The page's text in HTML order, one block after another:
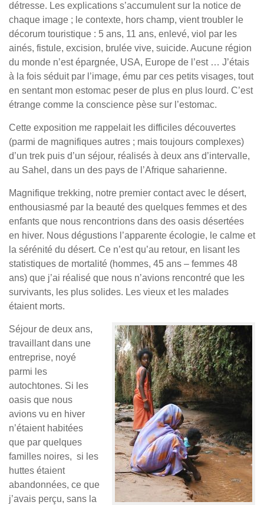
détresse. Les explications s’accumulent sur la notice de
chaque image ; le contexte, hors champ, vient troubler le
décorum touristique : 5 ans, 11 ans, enlevé, viol par les
ainés, fistule, excision, brulée vive, suicide. Aucune région
du monde n’est épargnée, USA, Europe de l’est … J’étais
à la fois séduit par l’image, ému par ces petits visages, tout
en sentant mon estomac peser de plus en plus lourd. C’est
étrange comme la conscience pèse sur l’estomac.
Cette exposition me rappelait les difficiles découvertes
(parmi de magnifiques autres ; mais toujours complexes)
d’un trek puis d’un séjour, réalisés à deux ans d’intervalle,
au Sahel, dans un des pays de l’Afrique saharienne.
Magnifique trekking, notre premier contact avec le désert,
enthousiasmé par la beauté des quelques femmes et des
enfants que nous rencontrions dans des oasis désertées
en hiver. Nous dégustions l’apparente écologie, le calme et
la sérénité du désert. Ce n’est qu’au retour, en lisant les
statistiques de mortalité (hommes, 45 ans – femmes 48
ans) que j’ai réalisé que nous n’avions rencontré que les
survivants, les plus solides. Les vieux et les malades
étaient morts.
Séjour de deux ans,
travaillant dans une
entreprise, noyé
parmi les
autochtones. Si les
oasis que nous
avions vu en hiver
n’étaient habitées
que par quelques
familles noires, si les
huttes étaient
abandonnées, ce que
j’avais perçu, sans la